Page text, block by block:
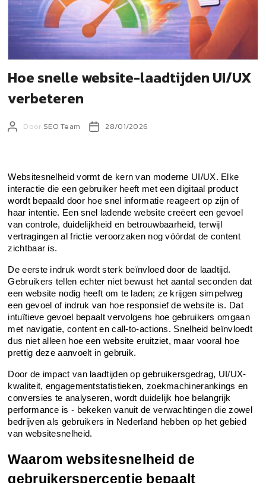
Hoe snelle website-laadtijden UI/UX
verbeteren
Door SEO Team 28/01/2026
Websitesnelheid vormt de kern van moderne UI/UX. Elke
interactie die een gebruiker heeft met een digitaal product
wordt bepaald door hoe snel informatie reageert op zijn of
haar intentie. Een snel ladende website creëert een gevoel
van controle, duidelijkheid en betrouwbaarheid, terwijl
vertragingen al frictie veroorzaken nog vóórdat de content
zichtbaar is.
De eerste indruk wordt sterk beïnvloed door de laadtijd.
Gebruikers tellen echter niet bewust het aantal seconden dat
een website nodig heeft om te laden; ze krijgen simpelweg
een gevoel of indruk van hoe responsief de website is. Dat
intuïtieve gevoel bepaalt vervolgens hoe gebruikers omgaan
met navigatie, content en call-to-actions. Snelheid beïnvloedt
dus niet alleen hoe een website eruitziet, maar vooral hoe
prettig deze aanvoelt in gebruik.
Door de impact van laadtijden op gebruikersgedrag, UI/UX-
kwaliteit, engagementstatistieken, zoekmachinerankings en
conversies te analyseren, wordt duidelijk hoe belangrijk
performance is - bekeken vanuit de verwachtingen die zowel
bedrijven als gebruikers in Nederland hebben op het gebied
van websitesnelheid.
Waarom websitesnelheid de
gebruikersperceptie bepaalt